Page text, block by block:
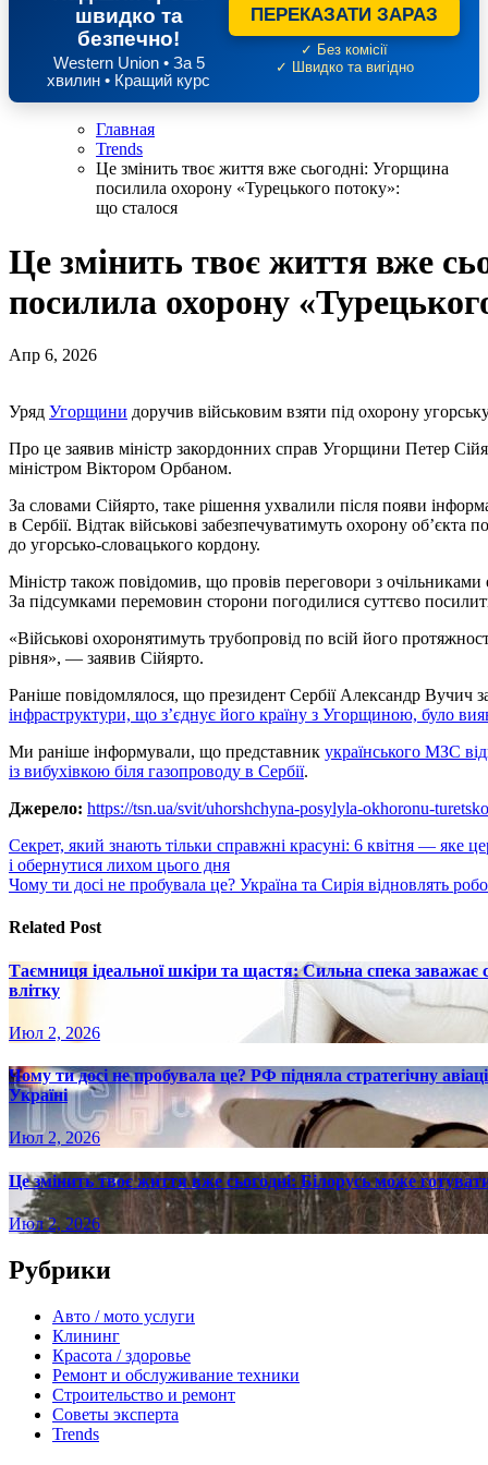
швидко та
безпечно!
Western Union • За 5
хвилин • Кращий курс
ПЕРЕКАЗАТИ ЗАРАЗ
✓ Без комісії
✓ Швидко та вигідно
Главная
Trends
Це змінить твоє життя вже сьогодні: Угорщина
посилила охорону «Турецького потоку»:
що сталося
Це змінить твоє життя вже
посилила охорону
Апр 6, 2026
Уряд Угорщини доручив військовим взяти під охорону
Про це заявив міністр закордонних справ Угорщини Петер
міністром Віктором Орбаном.
За словами Сійярто, таке рішення ухвалили після появи
в Сербії. Відтак військові забезпечуватимуть охорону об’єкта
до угорсько-словацького кордону.
Міністр також повідомив, що провів переговори з очільниками
За підсумками перемовин сторони погодилися суттєво
«Військові охоронятимуть трубопровід по всій його
рівня», — заявив Сійярто.
Раніше повідомлялося, що президент Сербії Александр Вучич
інфраструктури, що з’єднує його країну з Угорщиною, було
Ми раніше інформували, що представник українського МЗС
із вибухівкою біля газопроводу в Сербії.
Джерело: https://tsn.ua/svit/uhorshchyna-posylyla-okhoronu-
Навигация
по
Секрет, який знають тільки справжні красуні: 6 квітня — яке
і обернутися лихом цього дня
Чому ти досі не пробувала це? Україна та Сирія відновлять
Related Post
Таємниця ідеальної шкіри та щастя: Сильна спека
влітку
Июл 2, 2026
Чому ти досі не пробувала це? РФ підняла стратегічну
Україні
Июл 2, 2026
Це змінить твоє життя вже сьогодні: Білорусь може
Июл 2, 2026
Рубрики
Авто / мото услуги
Клининг
Красота / здоровье
Ремонт и обслуживание техники
Строительство и ремонт
Советы эксперта
Trends